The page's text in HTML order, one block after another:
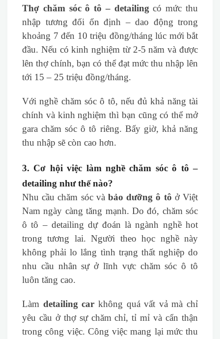
Thợ chăm sóc ô tô – detailing có mức thu
nhập tương đối ổn định – dao động trong
khoảng 7 đến 10 triệu đồng/tháng lúc mới bắt
đầu. Nếu có kinh nghiệm từ 2-5 năm và được
lên thợ chính, bạn có thể đạt mức thu nhập lên
tới 15 – 25 triệu đồng/tháng.
Với nghề chăm sóc ô tô, nếu đủ khả năng tài
chính và kinh nghiệm thì bạn cũng có thể mở
gara chăm sóc ô tô riêng. Bấy giờ, khả năng
thu nhập sẽ còn cao hơn.
3. Cơ hội việc làm nghề chăm sóc ô tô –
detailing như thế nào?
Nhu cầu chăm sóc và bảo dưỡng ô tô ở Việt
Nam ngày càng tăng mạnh. Do đó, chăm sóc
ô tô – detailing dự đoán là ngành nghề hot
trong tương lai. Người theo học nghề này
không phải lo lắng tình trạng thất nghiệp do
nhu cầu nhân sự ở lĩnh vực chăm sóc ô tô
luôn tăng cao.
Làm detailing car không quá vất vả mà chỉ
yêu cầu ở thợ sự chăm chỉ, tỉ mỉ và cẩn thận
trong công việc. Công việc mang lại mức thu